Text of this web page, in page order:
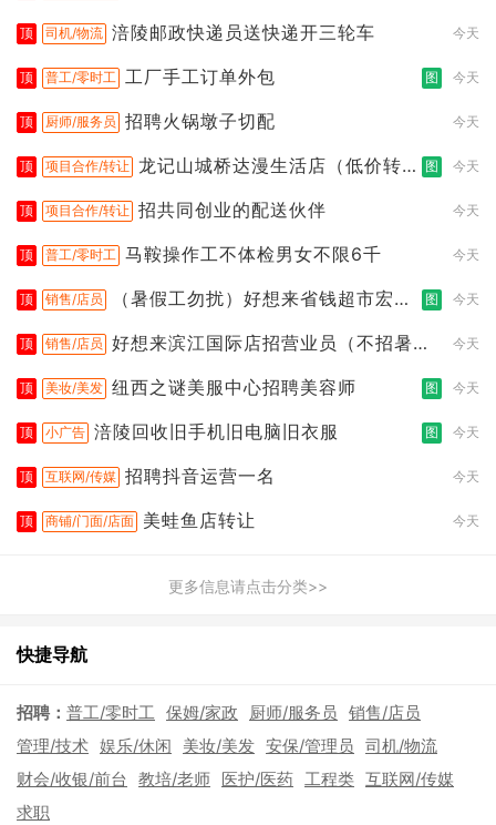
顶 司机/物流 涪陵邮政快递员送快递开三轮车 今天
顶 普工/零时工 工厂手工订单外包 图 今天
顶 厨师/服务员 招聘火锅墩子切配 今天
顶 项目合作/转让 龙记山城桥达漫生活店（低价转
图 今天
顶 项目合作/转让 招共同创业的配送伙伴 今天
顶 普工/零时工 马鞍操作工不体检男女不限6千 今天
顶 销售/店员
（暑假工勿扰）好想来省钱超市宏声
图 今天
顶 销售/店员 好想来滨江国际店招营业员（不招暑假
今天
顶 美妆/美发 纽西之谜美服中心招聘美容师 图 今天
顶 小广告 涪陵回收旧手机旧电脑旧衣服 图 今天
顶 互联网/传媒 招聘抖音运营一名 今天
顶 商铺/门面/店面 美蛙鱼店转让 今天
更多信息请点击分类>>
快捷导航
招聘： 普工/零时工 保姆/家政 厨师/服务员 销售/店员
管理/技术 娱乐/休闲 美妆/美发 安保/管理员 司机/物流
财会/收银/前台 教培/老师 医护/医药 工程类 互联网/传媒
求职